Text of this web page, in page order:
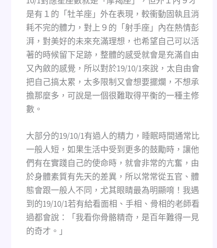
是有１的「牡羊座」外在表現，較衝動固執且消
耗不完的體力，對上９的「射手座」內在熱情彭
湃，對美好的未來充滿理想，也希望自己可以活
著的時候留下足跡，整體的感受就會是充滿自由
又內斂的感覺，所以對於19/10/1來說，太自由會
把自己搞太累，太多限制又會想要擺爛，不想承
擔那麼多，可說是一個很難取得平衡的一種主修
數。
大部分的19/10/1有過人的精力，睡眠時間通常比
一般人短，如果生活中受到更多的鼓勵時，讓他
們有在實踐自己的使命時，就會非常的亢奮，由
於身體素質有先天的差異，所以常常從五官、體
態會跟一般人不同，尤其眼睛最為明顯唷！我遇
到的19/10/1若有給看面相、手相、骨相的老師看
過都會說：「我看你骨骼精奇，是百年難得一見
的奇才。」